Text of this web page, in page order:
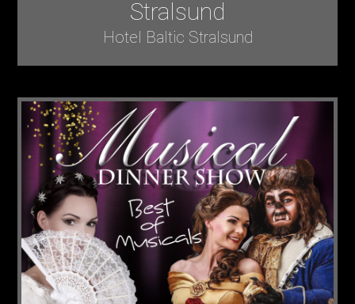
Stralsund
Hotel Baltic Stralsund